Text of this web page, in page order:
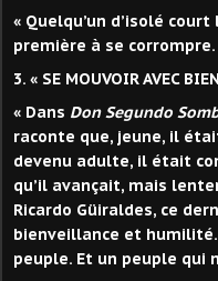
« Quelqu’un d’isolé
première à se corrompre.
3. « SE MOUVOIR AVEC
« Dans Don Segundo
raconte que, jeune, il
devenu adulte, il était
qu’il avançait, mais
Ricardo Güiraldes, ce
bienveillance et
peuple. Et un peuple qui